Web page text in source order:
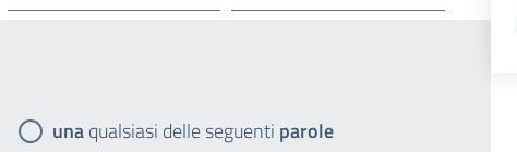
unaqualsiasi delle seguenti parole